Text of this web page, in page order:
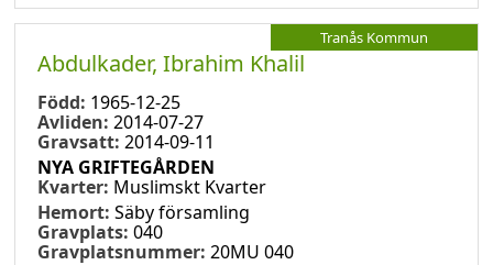
Tranås Kommun
Abdulkader, Ibrahim Khalil
Född: 1965-12-25
Avliden: 2014-07-27
Gravsatt: 2014-09-11
NYA GRIFTEGÅRDEN
Kvarter: Muslimskt Kvarter
Hemort: Säby församling
Gravplats: 040
Gravplatsnummer: 20MU 040